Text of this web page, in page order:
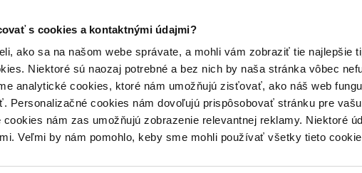
s cookies a kontaktnými údajmi?
ako sa na našom webe správate, a mohli vám zobraziť tie najlepšie
Niektoré sú naozaj potrebné a bez nich by naša stránka vôbec
analytické cookies, ktoré nám umožňujú zisťovať, ako náš web
Personalizačné cookies nám dovoľujú prispôsobovať stránku pre
cookies nám zas umožňujú zobrazenie relevantnej reklamy. Niektoré
Veľmi by nám pomohlo, keby sme mohli používať všetky tieto
Kontakt